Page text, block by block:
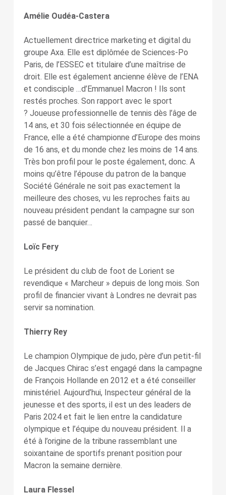
Amélie Oudéa-Castera
Actuellement directrice marketing et digital du
groupe Axa. Elle est diplômée de Sciences-Po
Paris, de l’ESSEC et titulaire d’une maîtrise de
droit. Elle est également ancienne élève de l’ENA
et condisciple …d’Emmanuel Macron ! Ils sont
restés proches. Son rapport avec le sport
? Joueuse professionnelle de tennis dès l’âge de
14 ans, et 30 fois sélectionnée en équipe de
France, elle a été championne d’Europe des moins
de 16 ans, et du monde chez les moins de 14 ans.
Très bon profil pour le poste également, donc. A
moins qu’être l’épouse du patron de la banque
Société Générale ne soit pas exactement la
meilleure des choses, vu les reproches faits au
nouveau président pendant la campagne sur son
passé de banquier…
Loïc Fery
Le président du club de foot de Lorient se
revendique « Marcheur » depuis de long mois. Son
profil de financier vivant à Londres ne devrait pas
servir sa nomination.
Thierry Rey
Le champion Olympique de judo, père d’un petit-fil
de Jacques Chirac s’est engagé dans la campagne
de François Hollande en 2012 et a été conseiller
ministériel. Aujourd’hui, Inspecteur général de la
jeunesse et des sports, il est un des leaders de
Paris 2024 et fait le lien entre la candidature
olympique et l’équipe du nouveau président. Il a
été à l’origine de la tribune rassemblant une
soixantaine de sportifs prenant position pour
Macron la semaine dernière.
Laura Flessel